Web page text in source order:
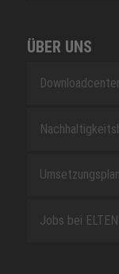
ÜBER UNS
Downloadcenter
Jobs bei ELTEN